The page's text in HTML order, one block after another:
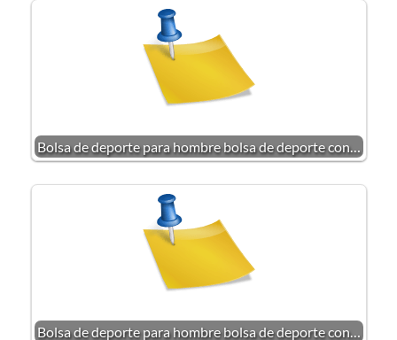
Bolsa de deporte para hombre bolsa de deporte con…
Bolsa de deporte para hombre bolsa de deporte con…